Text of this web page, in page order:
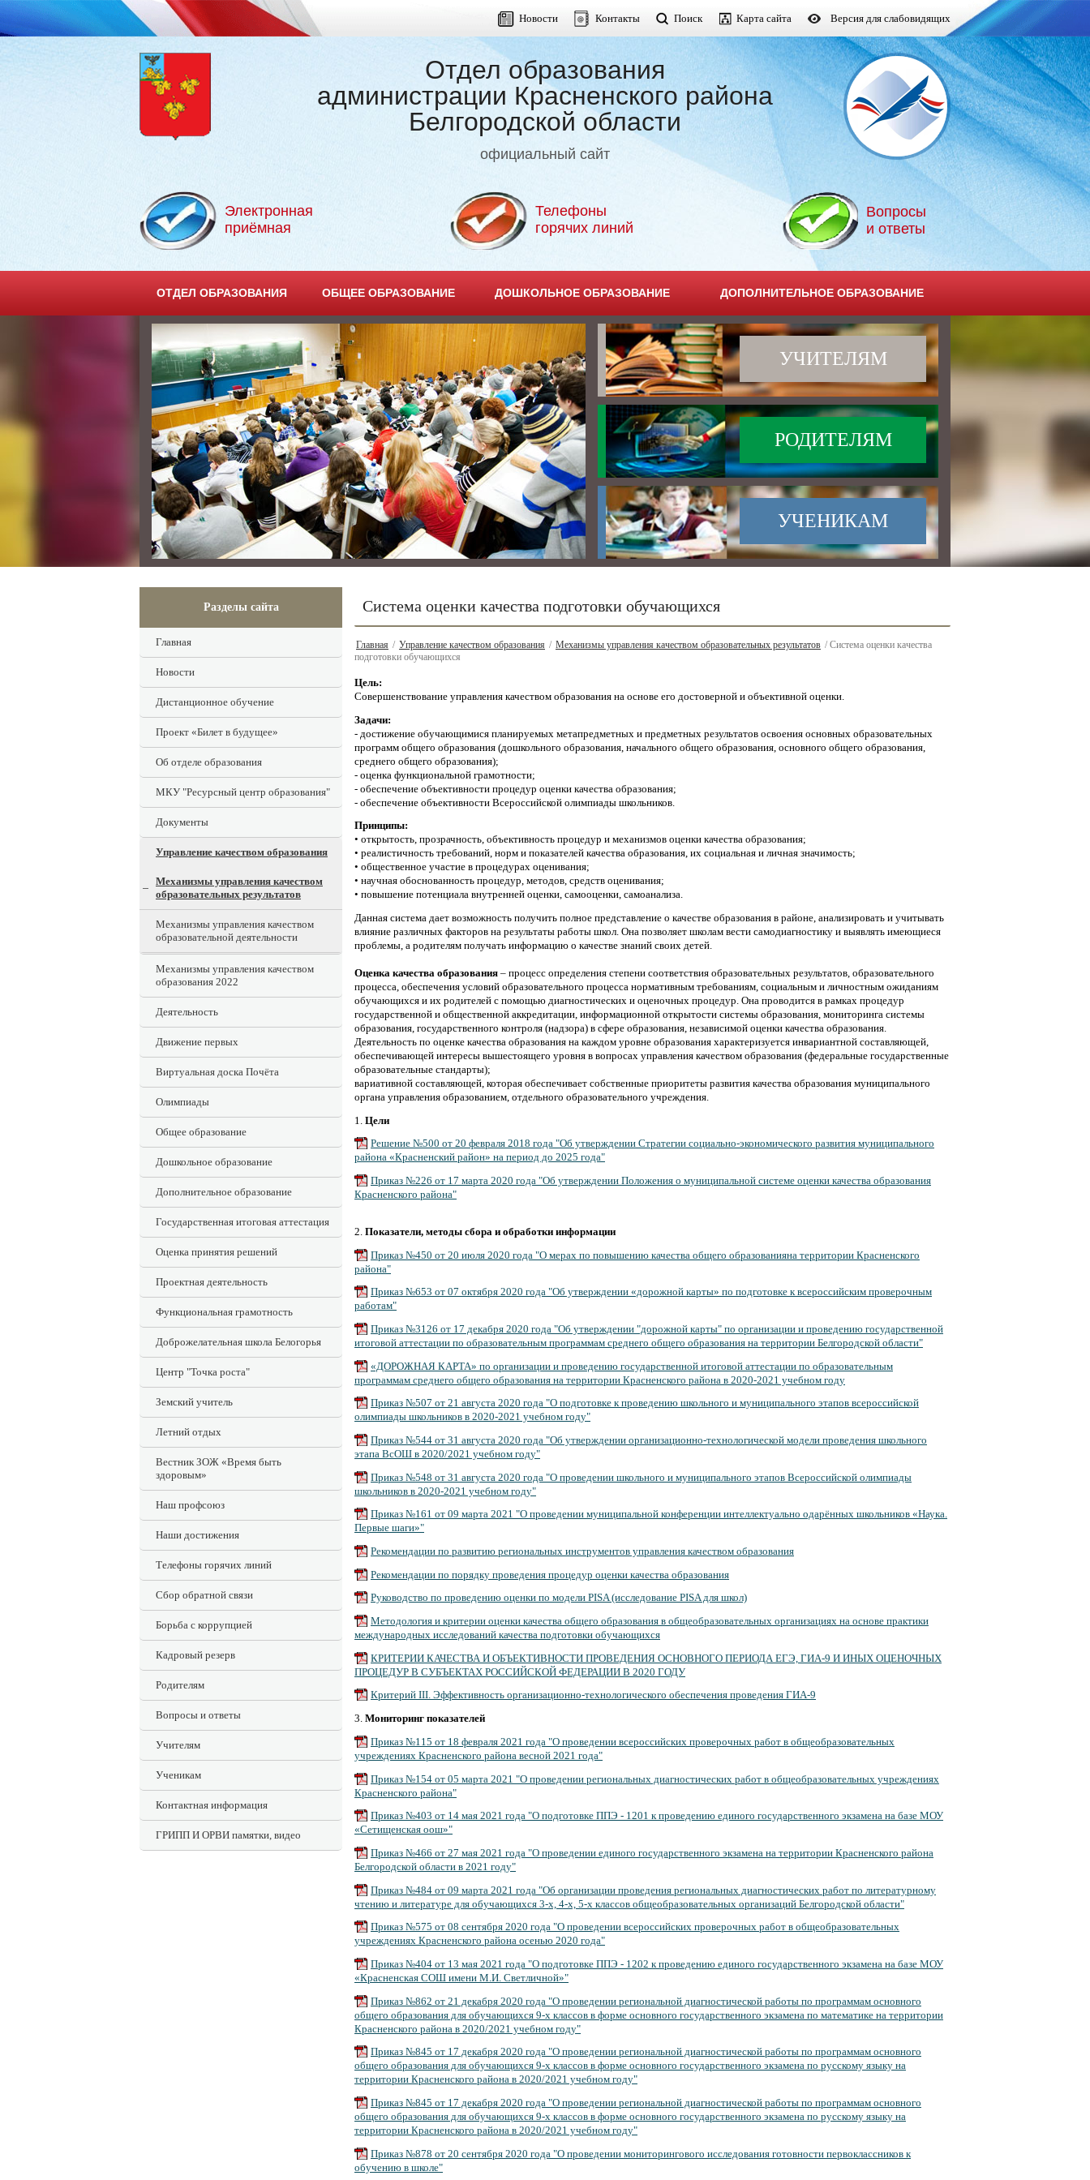
Новости Контакты Поиск Карта сайта Версия для слабовидящих
Отдел образования
администрации Красненского района
Белгородской области
официальный сайт
Электронная
приёмная
Телефоны
горячих линий
Вопросы
и ответы
ОТДЕЛ ОБРАЗОВАНИЯ ОБЩЕЕ ОБРАЗОВАНИЕ ДОШКОЛЬНОЕ ОБРАЗОВАНИЕ ДОПОЛНИТЕЛЬНОЕ ОБРАЗОВАНИЕ
УЧИТЕЛЯМ
РОДИТЕЛЯМ
УЧЕНИКАМ
Разделы сайта
Главная
Новости
Дистанционное обучение
Проект «Билет в будущее»
Об отделе образования
МКУ "Ресурсный центр образования"
Документы
Управление качеством образования
Механизмы управления качеством
образовательных результатов
Механизмы управления качеством
образовательной деятельности
Механизмы управления качеством
образования 2022
Деятельность
Движение первых
Виртуальная доска Почёта
Олимпиады
Общее образование
Дошкольное образование
Дополнительное образование
Государственная итоговая аттестация
Оценка принятия решений
Проектная деятельность
Функциональная грамотность
Доброжелательная школа Белогорья
Центр "Точка роста"
Земский учитель
Летний отдых
Вестник ЗОЖ «Время быть
здоровым»
Наш профсоюз
Наши достижения
Телефоны горячих линий
Сбор обратной связи
Борьба с коррупцией
Кадровый резерв
Родителям
Вопросы и ответы
Учителям
Ученикам
Контактная информация
ГРИПП И ОРВИ памятки, видео
Система оценки качества подготовки обучающихся
Главная / Управление качеством образования / Механизмы управления качеством образовательных результатов / Система оценки качества
подготовки обучающихся
Цель:
Совершенствование управления качеством образования на основе его достоверной и объективной оценки.
Задачи:
- достижение обучающимися планируемых метапредметных и предметных результатов освоения основных образовательных
программ общего образования (дошкольного образования, начального общего образования, основного общего образования,
среднего общего образования);
- оценка функциональной грамотности;
- обеспечение объективности процедур оценки качества образования;
- обеспечение объективности Всероссийской олимпиады школьников.
Принципы:
• открытость, прозрачность, объективность процедур и механизмов оценки качества образования;
• реалистичность требований, норм и показателей качества образования, их социальная и личная значимость;
• общественное участие в процедурах оценивания;
• научная обоснованность процедур, методов, средств оценивания;
• повышение потенциала внутренней оценки, самооценки, самоанализа.
Данная система дает возможность получить полное представление о качестве образования в районе, анализировать и учитывать
влияние различных факторов на результаты работы школ. Она позволяет школам вести самодиагностику и выявлять имеющиеся
проблемы, а родителям получать информацию о качестве знаний своих детей.
Оценка качества образования – процесс определения степени соответствия образовательных результатов, образовательного
процесса, обеспечения условий образовательного процесса нормативным требованиям, социальным и личностным ожиданиям
обучающихся и их родителей с помощью диагностических и оценочных процедур. Она проводится в рамках процедур
государственной и общественной аккредитации, информационной открытости системы образования, мониторинга системы
образования, государственного контроля (надзора) в сфере образования, независимой оценки качества образования.
Деятельность по оценке качества образования на каждом уровне образования характеризуется инвариантной составляющей,
обеспечивающей интересы вышестоящего уровня в вопросах управления качеством образования (федеральные государственные
образовательные стандарты);
вариативной составляющей, которая обеспечивает собственные приоритеты развития качества образования муниципального
органа управления образованием, отдельного образовательного учреждения.
1. Цели
Решение №500 от 20 февраля 2018 года "Об утверждении Стратегии социально-экономического развития муниципального
района «Красненский район» на период до 2025 года"
Приказ №226 от 17 марта 2020 года "Об утверждении Положения о муниципальной системе оценки качества образования
Красненского района"
2. Показатели, методы сбора и обработки информации
Приказ №450 от 20 июля 2020 года "О мерах по повышению качества общего образованияна территории Красненского
района"
Приказ №653 от 07 октября 2020 года "Об утверждении «дорожной карты» по подготовке к всероссийским проверочным
работам"
Приказ №3126 от 17 декабря 2020 года "Об утверждении "дорожной карты" по организации и проведению государственной
итоговой аттестации по образовательным программам среднего общего образования на территории Белгородской области"
«ДОРОЖНАЯ КАРТА» по организации и проведению государственной итоговой аттестации по образовательным
программам среднего общего образования на территории Красненского района в 2020-2021 учебном году
Приказ №507 от 21 августа 2020 года "О подготовке к проведению школьного и муниципального этапов всероссийской
олимпиады школьников в 2020-2021 учебном году"
Приказ №544 от 31 августа 2020 года "Об утверждении организационно-технологической модели проведения школьного
этапа ВсОШ в 2020/2021 учебном году"
Приказ №548 от 31 августа 2020 года "О проведении школьного и муниципального этапов Всероссийской олимпиады
школьников в 2020-2021 учебном году"
Приказ №161 от 09 марта 2021 "О проведении муниципальной конференции интеллектуально одарённых школьников «Наука.
Первые шаги»"
Рекомендации по развитию региональных инструментов управления качеством образования
Рекомендации по порядку проведения процедур оценки качества образования
Руководство по проведению оценки по модели PISA (исследование PISA для школ)
Методология и критерии оценки качества общего образования в общеобразовательных организациях на основе практики
международных исследований качества подготовки обучающихся
КРИТЕРИИ КАЧЕСТВА И ОБЪЕКТИВНОСТИ ПРОВЕДЕНИЯ ОСНОВНОГО ПЕРИОДА ЕГЭ, ГИА-9 И ИНЫХ ОЦЕНОЧНЫХ
ПРОЦЕДУР В СУБЪЕКТАХ РОССИЙСКОЙ ФЕДЕРАЦИИ В 2020 ГОДУ
Критерий III. Эффективность организационно-технологического обеспечения проведения ГИА-9
3. Мониторинг показателей
Приказ №115 от 18 февраля 2021 года "О проведении всероссийских проверочных работ в общеобразовательных
учреждениях Красненского района весной 2021 года"
Приказ №154 от 05 марта 2021 "О проведении региональных диагностических работ в общеобразовательных учреждениях
Красненского района"
Приказ №403 от 14 мая 2021 года "О подготовке ППЭ - 1201 к проведению единого государственного экзамена на базе МОУ
«Сетищенская оош»"
Приказ №466 от 27 мая 2021 года "О проведении единого государственного экзамена на территории Красненского района
Белгородской области в 2021 году"
Приказ №484 от 09 марта 2021 года "Об организации проведения региональных диагностических работ по литературному
чтению и литературе для обучающихся 3-х, 4-х, 5-х классов общеобразовательных организаций Белгородской области"
Приказ №575 от 08 сентября 2020 года "О проведении всероссийских проверочных работ в общеобразовательных
учреждениях Красненского района осенью 2020 года"
Приказ №404 от 13 мая 2021 года "О подготовке ППЭ - 1202 к проведению единого государственного экзамена на базе МОУ
«Красненская СОШ имени М.И. Светличной»"
Приказ №862 от 21 декабря 2020 года "О проведении региональной диагностической работы по программам основного
общего образования для обучающихся 9-х классов в форме основного государственного экзамена по математике на территории
Красненского района в 2020/2021 учебном году"
Приказ №845 от 17 декабря 2020 года "О проведении региональной диагностической работы по программам основного
общего образования для обучающихся 9-х классов в форме основного государственного экзамена по русскому языку на
территории Красненского района в 2020/2021 учебном году"
Приказ №845 от 17 декабря 2020 года "О проведении региональной диагностической работы по программам основного
общего образования для обучающихся 9-х классов в форме основного государственного экзамена по русскому языку на
территории Красненского района в 2020/2021 учебном году"
Приказ №878 от 20 сентября 2020 года "О проведении мониторингового исследования готовности первоклассников к
обучению в школе"